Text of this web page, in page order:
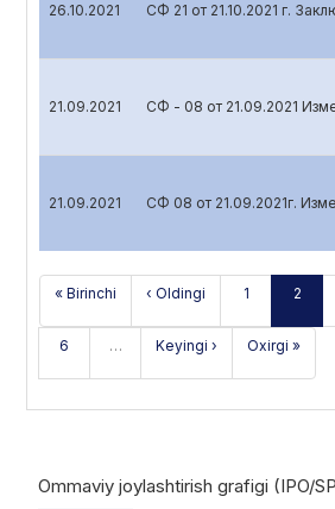
26.10.2021 СФ 21 от 21.10.2021 г.
21.09.2021 СФ - 08 от 21.09.2021
21.09.2021 СФ 08 от 21.09.2021г.
« Birinchi ‹ Oldingi 1 2
6 … Keyingi › Oxirgi »
Ommaviy joylashtirish grafigi (IPO/